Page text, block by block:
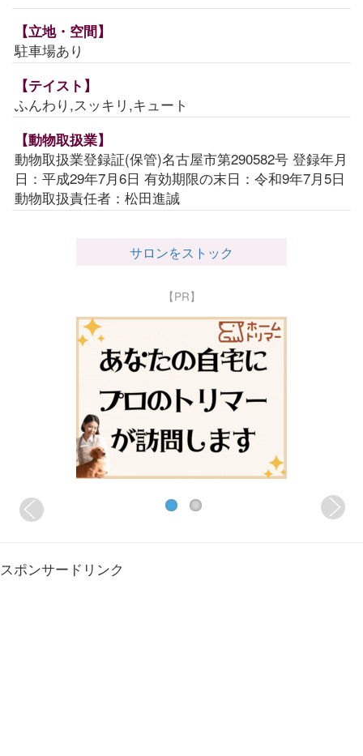
【立地・空間】
駐車場あり
【テイスト】
ふんわり,スッキリ,キュート
【動物取扱業】
動物取扱業登録証(保管)名古屋市第290582号 登録年月
日：平成29年7月6日 有効期限の末日：令和9年7月5日
動物取扱責任者：松田進誠
サロンをストック
【PR】
スポンサードリンク